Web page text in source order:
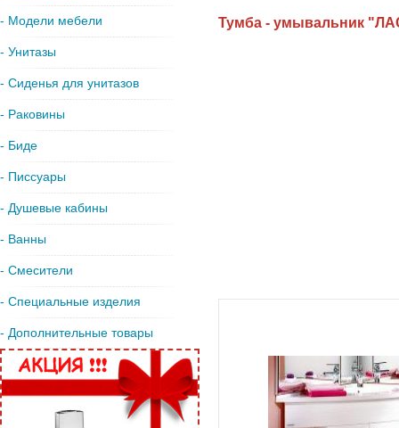
- Модели мебели
- Унитазы
- Сиденья для унитазов
- Раковины
- Биде
- Писсуары
- Душевые кабины
- Ванны
- Смесители
- Специальные изделия
- Дополнительные товары
Тумба - умывальник